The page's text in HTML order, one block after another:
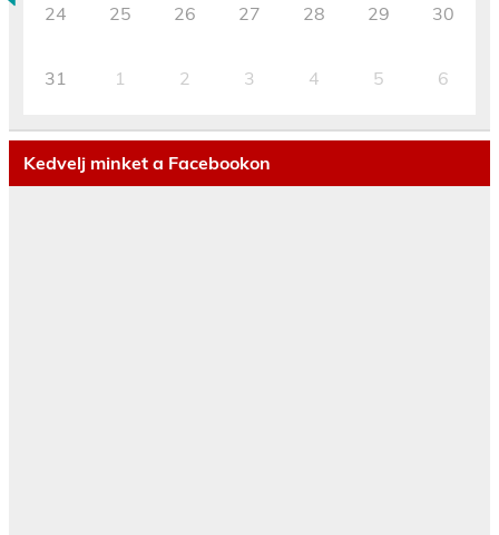
24 25 26 27 28 29 30
31 1 2 3 4 5 6
Kedvelj minket a Facebookon